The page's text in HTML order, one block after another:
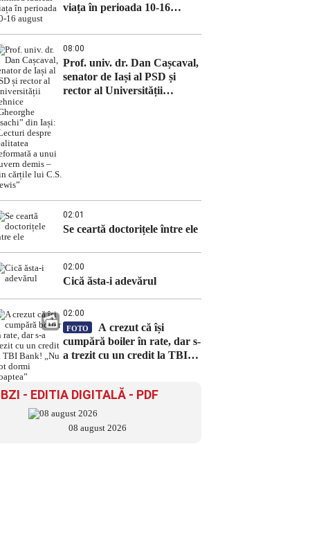
viața în perioada 10-16
08:00
Prof. univ. dr. Dan Cașcaval,
senator de Iași al PSD și
rector al Universității
02:01
Se ceartă doctorițele între ele
02:00
Cică ăsta-i adevărul
02:00
FOTO
A crezut că își
cumpără boiler în rate, dar s-
a trezit cu un credit la TBI
BZI - EDITIA DIGITALĂ - PDF
08 august 2026